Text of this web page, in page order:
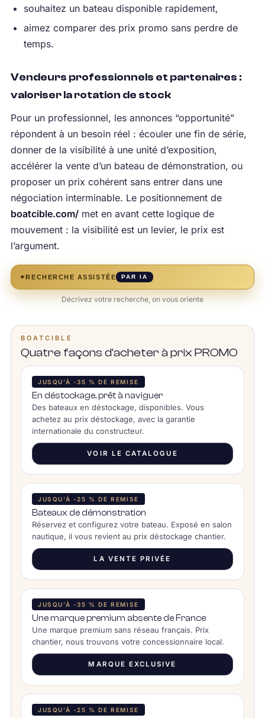
souhaitez un bateau disponible rapidement,
aimez comparer des prix promo sans perdre de
temps.
Vendeurs professionnels et partenaires :
valoriser la rotation de stock
Pour un professionnel, les annonces “opportunité”
répondent à un besoin réel : écouler une fin de série,
donner de la visibilité à une unité d’exposition,
accélérer la vente d’un bateau de démonstration, ou
proposer un prix cohérent sans entrer dans une
négociation interminable. Le positionnement de
boatcible.com/met en avant cette logique de
mouvement : la visibilité est un levier, le prix est
l’argument.
✦RECHERCHE ASSISTÉE PAR IA
Décrivez votre recherche, on vous oriente
BOATCIBLE
Quatre façons d’acheter à prix PROMO
JUSQU’À -35 % DE REMISE
En déstockage, prêt à naviguer
Des bateaux en déstockage, disponibles. Vous
achetez au prix déstockage, avec la garantie
internationale du constructeur.
VOIR LE CATALOGUE
JUSQU’À -25 % DE REMISE
Bateaux de démonstration
Réservez et configurez votre bateau. Exposé en salon
nautique, il vous revient au prix déstockage chantier.
LA VENTE PRIVÉE
JUSQU’À -35 % DE REMISE
Une marque premium absente de France
Une marque premium sans réseau français. Prix
chantier, nous trouvons votre concessionnaire local.
MARQUE EXCLUSIVE
JUSQU’À -25 % DE REMISE